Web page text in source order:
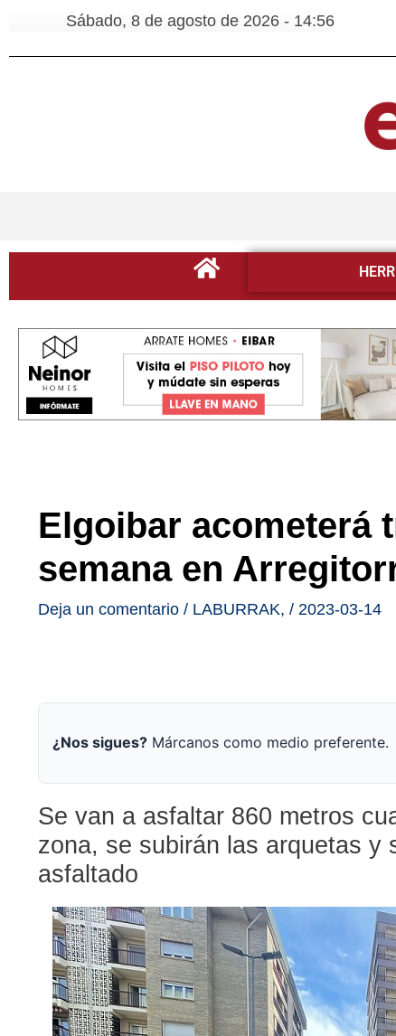
Sábado, 8 de agosto de 2026 - 14:56
Elgoibar acometerá
semana en
Deja un comentario / LABURRAK, / 2023-03-14
¿Nos sigues? Márcanos como medio preferente.
Se van a asfaltar 860 metros
zona, se subirán las arquetas y
asfaltado